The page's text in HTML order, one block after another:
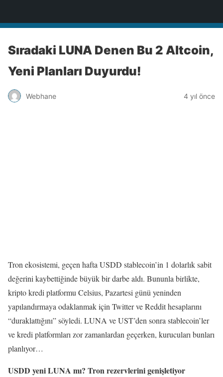
Sıradaki LUNA Denen Bu 2 Altcoin,
Yeni Planları Duyurdu!
Webhane 4 yıl önce
Tron ekosistemi, geçen hafta USDD stablecoin’in 1 dolarlık sabit
değerini kaybettiğinde büyük bir darbe aldı. Bununla birlikte,
kripto kredi platformu Celsius, Pazartesi günü yeninden
yapılandırmaya odaklanmak için Twitter ve Reddit hesaplarını
“duraklattığını” söyledi. LUNA ve UST’den sonra stablecoin’ler
ve kredi platformları zor zamanlardan geçerken, kurucuları bunları
planlıyor…
USDD yeni LUNA mı? Tron rezervlerini genişletiyor